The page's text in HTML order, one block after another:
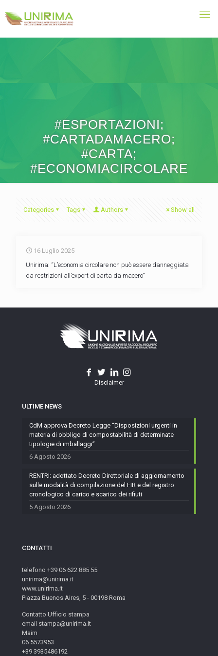
#ESPORTAZIONI;
#CARTADAMACERO;
#CARTA;
#ECONOMIACIRCOLARE
Categories Tags Authors Show all
16 Luglio 2025
Unirima: “L’economia circolare non può essere danneggiata
da restrizioni all’export di carta da macero”
Disclaimer
ULTIME NEWS
CdM approva Decreto Legge “Disposizioni urgenti in
materia di obbligo di compostabilità di determinate
tipologie di imballaggi”
6 Agosto 2026
RENTRI: adottato Decreto Direttoriale di aggiornamento
sulle modalità di compilazione del FIR e del registro
cronologico di carico e scarico dei rifiuti
5 Agosto 2026
CONTATTI
telefono +39 06 622 885 55
unirima@unirima.it
www.unirima.it
Piazza Buenos Aires, 5 - 00198 Roma
Contatto Ufficio stampa
email stampa@unirima.it
Maim
06 5573953
+39 3935486192